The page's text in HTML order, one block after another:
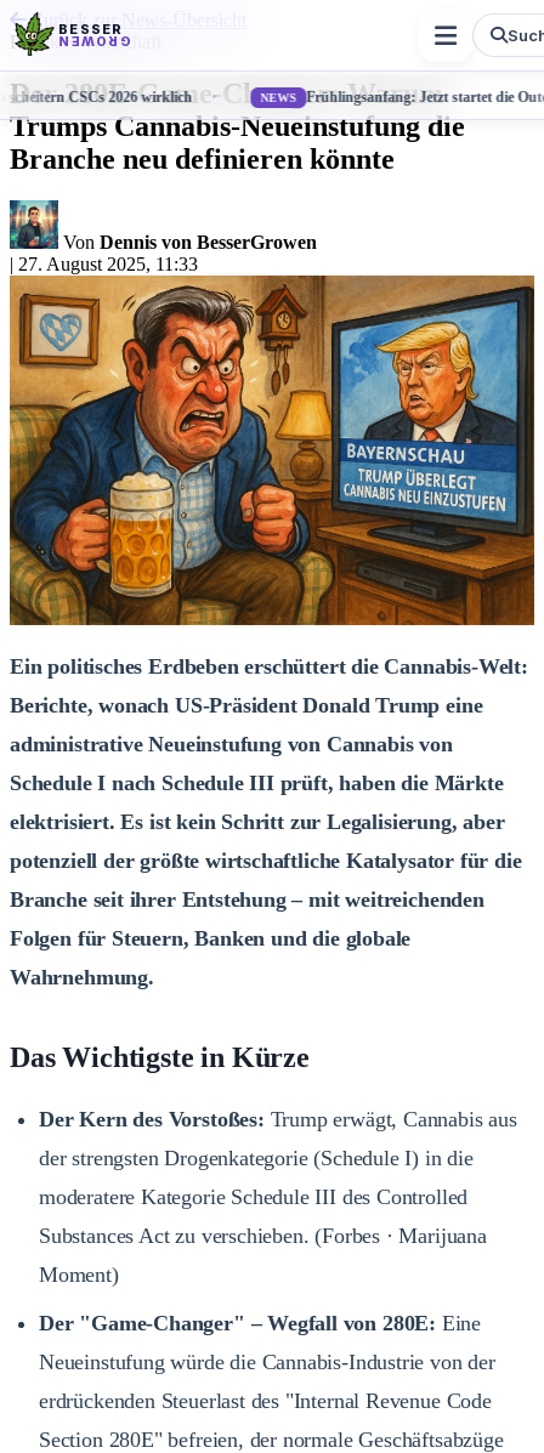
BESSER
GROWEN
scheitern CSCs 2026 wirklich NEWS Frühlingsanfang: Jetzt startet die
Zurück zur News-Übersicht
Politik & Wirtschaft
Der 280E-Game-Changer: Warum
Trumps Cannabis-Neueinstufung die
Branche neu definieren könnte
Von Dennis von BesserGrowen
| 27. August 2025, 11:33
Ein politisches Erdbeben erschüttert die Cannabis-Welt:
Berichte, wonach US-Präsident Donald Trump eine
administrative Neueinstufung von Cannabis von
Schedule I nach Schedule III prüft, haben die Märkte
elektrisiert. Es ist kein Schritt zur Legalisierung, aber
potenziell der größte wirtschaftliche Katalysator für die
Branche seit ihrer Entstehung – mit weitreichenden
Folgen für Steuern, Banken und die globale
Wahrnehmung.
Das Wichtigste in Kürze
Der Kern des Vorstoßes: Trump erwägt, Cannabis aus
der strengsten Drogenkategorie (Schedule I) in die
moderatere Kategorie Schedule III des Controlled
Substances Act zu verschieben.(Forbes ·Marijuana
Moment)
Der "Game-Changer" – Wegfall von 280E: Eine
Neueinstufung würde die Cannabis-Industrie von der
erdrückenden Steuerlast des "Internal Revenue Code
Section 280E" befreien, der normale Geschäftsabzüge